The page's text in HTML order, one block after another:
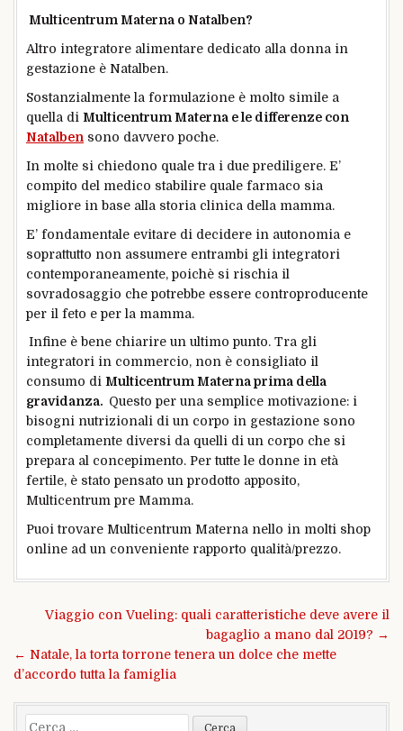
Multicentrum Materna o Natalben?
Altro integratore alimentare dedicato alla donna in
gestazione è Natalben.
Sostanzialmente la formulazione è molto simile a
quella di Multicentrum Materna e le differenze con
Natalben sono davvero poche.
In molte si chiedono quale tra i due prediligere. E’
compito del medico stabilire quale farmaco sia
migliore in base alla storia clinica della mamma.
E’ fondamentale evitare di decidere in autonomia e
soprattutto non assumere entrambi gli integratori
contemporaneamente, poichè si rischia il
sovradosaggio che potrebbe essere controproducente
per il feto e per la mamma.
Infine è bene chiarire un ultimo punto. Tra gli
integratori in commercio, non è consigliato il
consumo di Multicentrum Materna prima della
gravidanza. Questo per una semplice motivazione: i
bisogni nutrizionali di un corpo in gestazione sono
completamente diversi da quelli di un corpo che si
prepara al concepimento. Per tutte le donne in età
fertile, è stato pensato un prodotto apposito,
Multicentrum pre Mamma.
Puoi trovare Multicentrum Materna nello in molti shop
online ad un conveniente rapporto qualità/prezzo.
Navigazione
Viaggio con Vueling: quali caratteristiche deve avere il
bagaglio a mano dal 2019? →
← Natale, la torta torrone tenera un dolce che mette
d’accordo tutta la famiglia
Ricerca